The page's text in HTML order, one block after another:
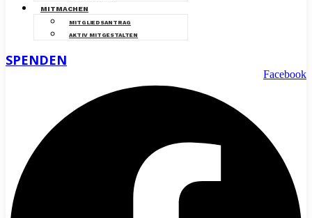
MITMACHEN
MITGLIEDSANTRAG
AKTIV MITGESTALTEN
SPENDEN
Facebook